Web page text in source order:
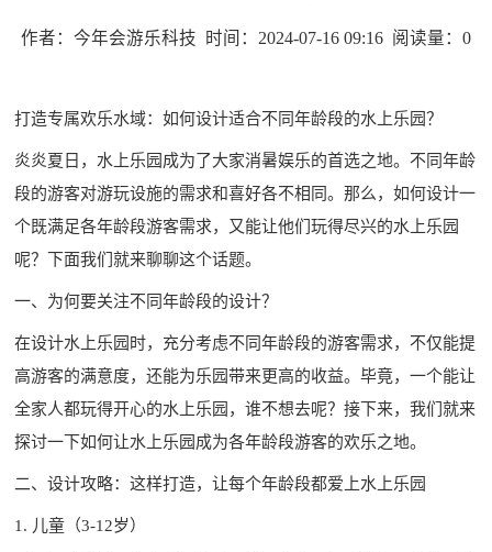
作者：今年会游乐科技 时间：2024-07-16 09:16 阅读量： 0
打造专属欢乐水域：如何设计适合不同年龄段的水上乐园？
炎炎夏日，水上乐园成为了大家消暑娱乐的首选之地。不同年龄
段的游客对游玩设施的需求和喜好各不相同。那么，如何设计一
个既满足各年龄段游客需求，又能让他们玩得尽兴的水上乐园
呢？下面我们就来聊聊这个话题。
一、为何要关注不同年龄段的设计？
在设计水上乐园时，充分考虑不同年龄段的游客需求，不仅能提
高游客的满意度，还能为乐园带来更高的收益。毕竟，一个能让
全家人都玩得开心的水上乐园，谁不想去呢？接下来，我们就来
探讨一下如何让水上乐园成为各年龄段游客的欢乐之地。
二、设计攻略：这样打造，让每个年龄段都爱上水上乐园
1. 儿童（3-12岁）